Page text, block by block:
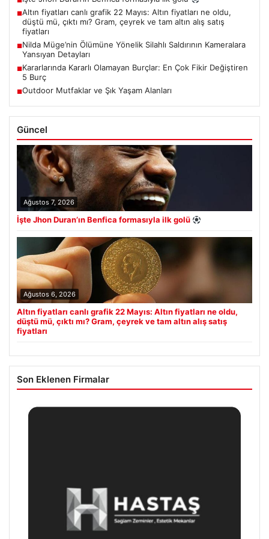
■Altın fiyatları canlı grafik 22 Mayıs: Altın fiyatları ne oldu,
düştü mü, çıktı mı? Gram, çeyrek ve tam altın alış satış
fiyatları
■Nilda Müge’nin Ölümüne Yönelik Silahlı Saldırının Kameralara
Yansıyan Detayları
■Kararlarında Kararlı Olamayan Burçlar: En Çok Fikir Değiştiren
5 Burç
■Outdoor Mutfaklar ve Şık Yaşam Alanları
Güncel
Ağustos 7, 2026
İşte Jhon Duran’ın Benfica formasıyla ilk golü
Ağustos 6, 2026
Altın fiyatları canlı grafik 22 Mayıs: Altın fiyatları ne oldu,
düştü mü, çıktı mı? Gram, çeyrek ve tam altın alış satış
fiyatları
Son Eklenen Firmalar